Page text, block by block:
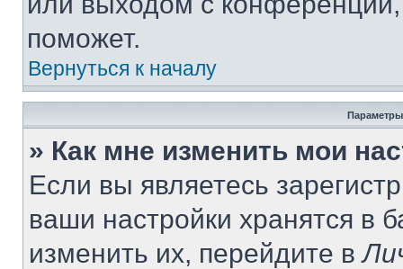
поможет.
Вернуться к началу
Параметры
» Как мне изменить мои
Если вы являетесь
ваши настройки хранятся в
изменить их, перейдите в